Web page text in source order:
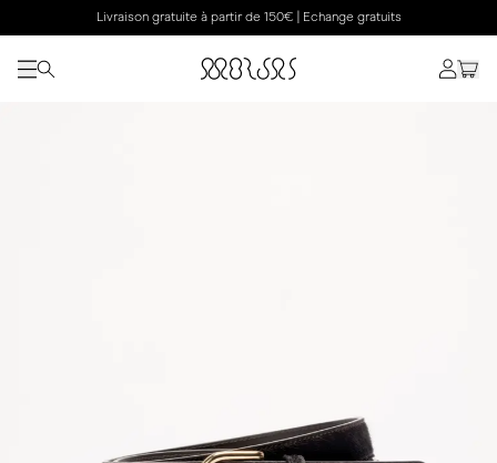
Livraison gratuite à partir de 150€ | Echange gratuits